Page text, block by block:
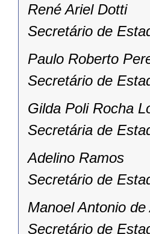
René Ariel Dotti
Secretário de
Paulo Roberto
Secretário de
Gilda Poli Rocha
Secretária de
Adelino Ramos
Secretário de
Manoel Antonio
Secretário de